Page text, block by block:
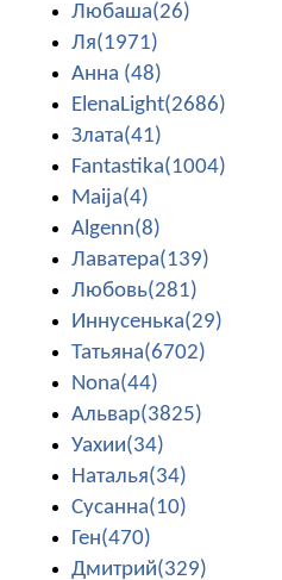
Любаша(26)
Ля(1971)
Анна (48)
ElenaLight(2686)
Злата(41)
Fantastika(1004)
Maija(4)
Algenn(8)
Лаватера(139)
Любовь(281)
Иннусенька(29)
Татьяна(6702)
Nona(44)
Альвар(3825)
Уахии(34)
Наталья(34)
Сусанна(10)
Ген(470)
Дмитрий(329)